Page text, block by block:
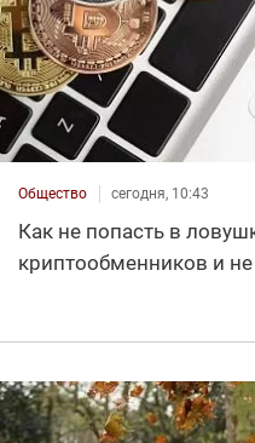
Общество сегодня, 10:43
Как не попасть в
криптообменников и не